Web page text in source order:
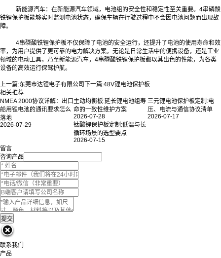
新能源汽车：在新能源汽车领域，电池组的安全性和稳定性至关重要。4串磷酸
铁锂保护板能够实时监测电池状态，确保车辆在行驶过程中不会因电池问题而出现故
障。
4串磷酸铁锂保护板不仅保障了电池的安全运行，还提升了电池的使用寿命和效
率，为用户提供了更可靠的电力解决方案。无论是日常生活中的便携设备，还是工业
领域的电动工具，乃至新能源汽车，4串磷酸铁锂保护板都以其出色的性能，为各类
设备的高效运行保驾护航。
上一篇:东莞市达锂电子有限公司 下一篇:48V锂电池保护板
相关推荐
NMEA 2000协议详解：出口
船用锂电池的通讯要求怎么
落地
2026-07-29
主动均衡板:延长锂电池组寿
命的一致性维护方案
2026-07-28
三元锂电池保护板定制:电
压、电流与通信协议清单
2026-07-17
钛酸锂保护板定制:低温与长
循环场景的选型要点
2026-07-15
留言
咨询产品
联系我们
产品